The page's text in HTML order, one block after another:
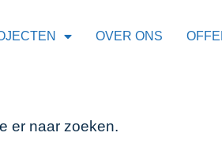
OVER ONS
er naar zoeken.